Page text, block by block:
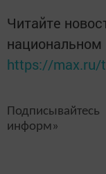
Читайте
https://max.ru/
информ»